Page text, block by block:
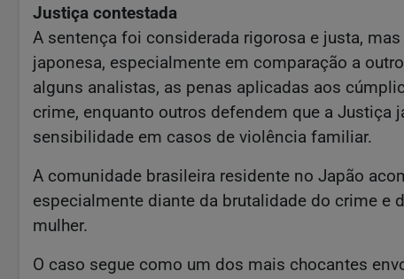
Justiça contestada
A sentença foi considerada rigorosa e justa,
japonesa, especialmente em comparação a
alguns analistas, as penas aplicadas aos
crime, enquanto outros defendem que a Justiça
sensibilidade em casos de violência familiar.
A comunidade brasileira residente no Japão
especialmente diante da brutalidade do crime e
mulher.
O caso segue como um dos mais chocantes